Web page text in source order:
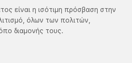
είναι η ισότιμη πρόσβαση στην
όλων των πολιτών,
διαμονής τους.